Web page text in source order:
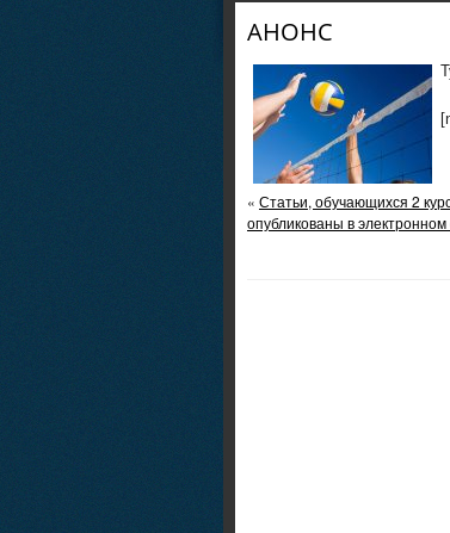
АНОНС
« Статьи, обучающихся 2
опубликованы в